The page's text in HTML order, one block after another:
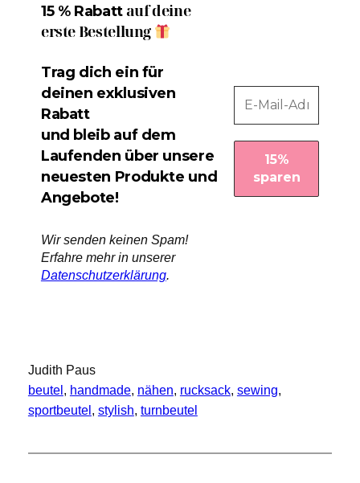
15 % Rabattauf deine
erste Bestellung
Trag dich ein für
deinen exklusiven
Rabatt
und bleib auf dem
Laufenden über unsere
neuesten Produkte und
Angebote!
Wir senden keinen Spam!
Erfahre mehr in unserer
Datenschutzerklärung.
Judith Paus
beutel , handmade, nähen, rucksack, sewing
sportbeutel , stylish, turnbeutel